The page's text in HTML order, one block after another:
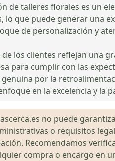
de talleres florales es un
lo que puede generar una
de personalización y
de los clientes reflejan una
para cumplir con las
por la
en la excelencia y la
no puede
o requisitos
Recomendamos
compra o encargo en